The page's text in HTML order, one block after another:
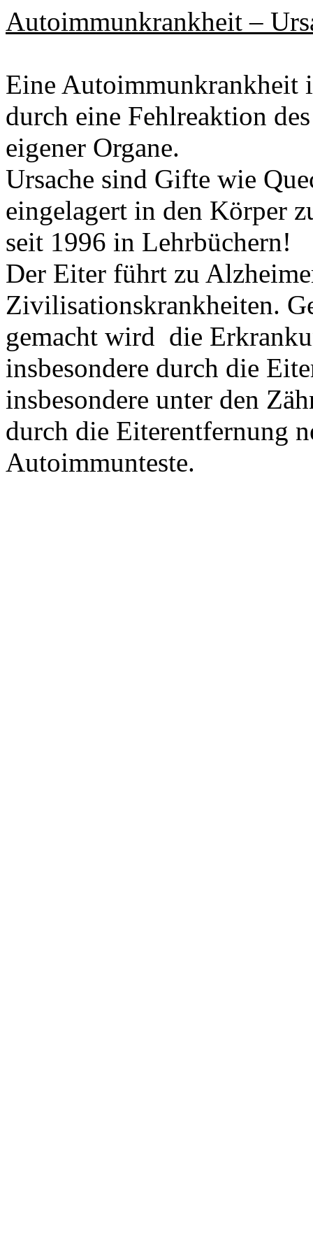
Autoimmunkrankheit –
Eine Autoimmunkrankheit
durch eine Fehlreaktion
eigener Organe.
Ursache sind Gifte wie
eingelagert in den Körper
seit 1996 in Lehrbüchern!
Der Eiter führt zu
Zivilisationskrankheiten.
gemacht wird die
insbesondere durch die
insbesondere unter den
durch die Eiterentfernung
Autoimmunteste.